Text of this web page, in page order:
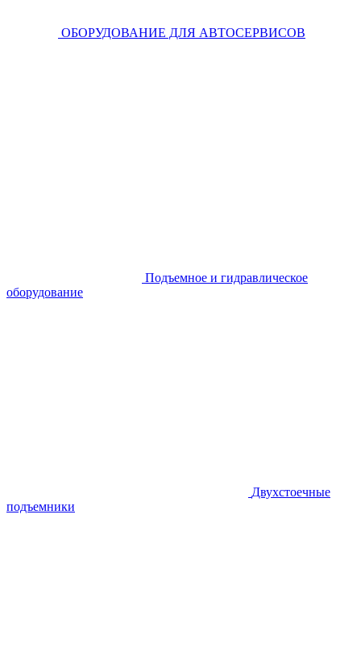
ОБОРУДОВАНИЕ ДЛЯ АВТОСЕРВИСОВ
Подъемное и гидравлическое
оборудование
Двухстоечные
подъемники